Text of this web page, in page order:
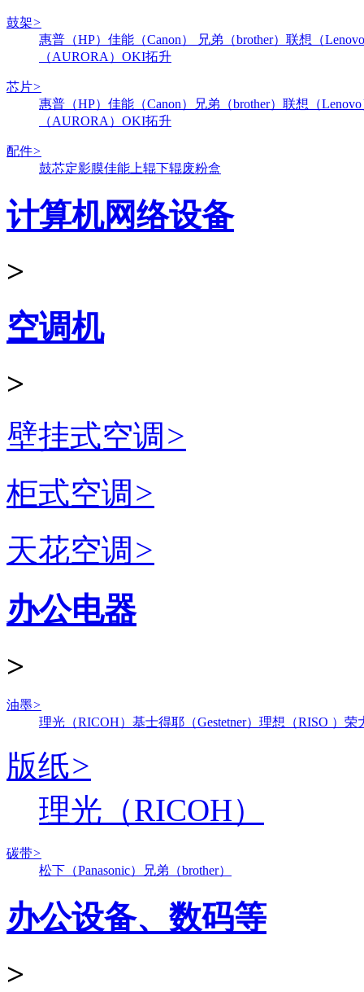
鼓架>
惠普（HP） 佳能（Canon） 兄弟（brother） 联想（
（AURORA） OKI拓升
芯片>
惠普（HP） 佳能（Canon） 兄弟（brother） 联想（
（AURORA） OKI拓升
配件>
鼓芯定影膜佳能 上辊下辊废粉盒
计算机网络设备
>
空调机
>
壁挂式空调 >
柜式空调 >
天花空调 >
办公电器
>
油墨>
理光（RICOH） 基士得耶（Gestetner） 理想（RISO ） 荣
版纸>
理光（RICOH）
碳带>
松下（Panasonic）
兄弟（brother）
办公设备、数码等
>